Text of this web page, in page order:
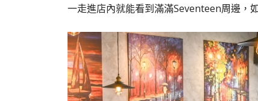
一走進店內就能看到滿滿Seventeen周邊，